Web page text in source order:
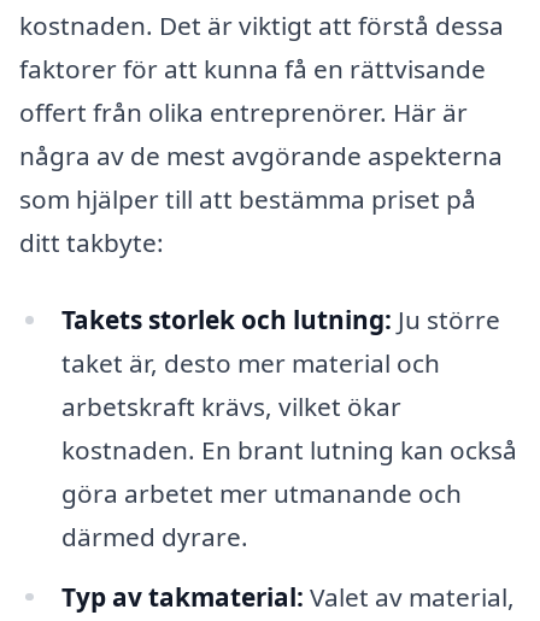
kostnaden. Det är viktigt att förstå dessa
faktorer för att kunna få en rättvisande
offert från olika entreprenörer. Här är
några av de mest avgörande aspekterna
som hjälper till att bestämma priset på
ditt takbyte:
Takets storlek och lutning: Ju större
taket är, desto mer material och
arbetskraft krävs, vilket ökar
kostnaden. En brant lutning kan också
göra arbetet mer utmanande och
därmed dyrare.
Typ av takmaterial: Valet av material,